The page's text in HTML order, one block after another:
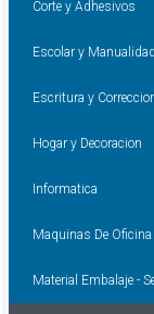
Corte y Adhesivos
Escolar y
Escritura y
Hogar y Decoracion
Informatica
Maquinas De Oficina
Material Embalaje -